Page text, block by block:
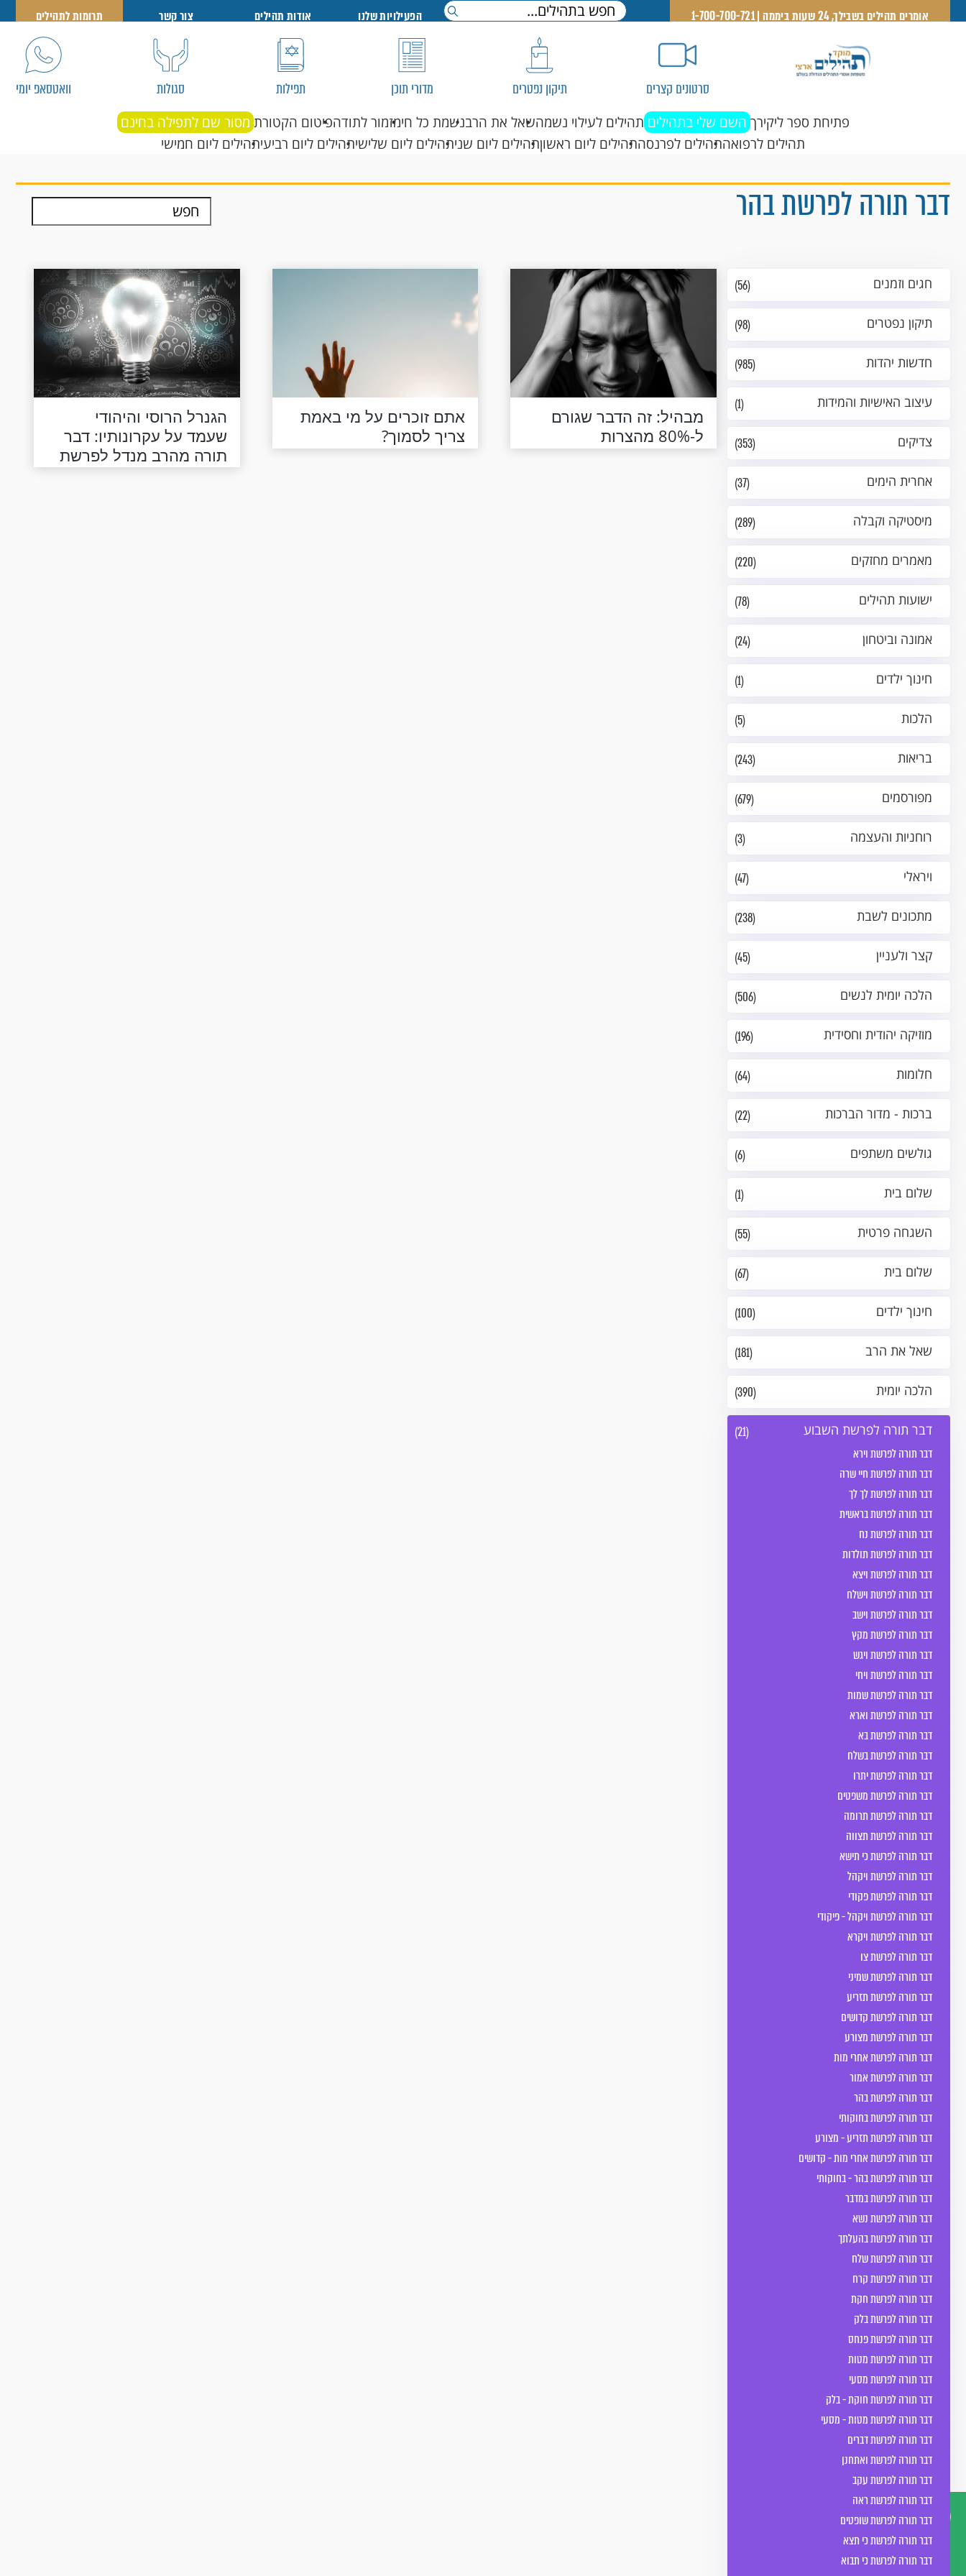
דברו
איתנו
אומרים תהילים בשבילך, 24 שעות ביממה | 1-700-700-721 הפעילויות שלנו אודות תהילים צור קשר תרומות לתהילים
סרטונים קצרים תיקון נפטרים מדורי תוכן תפילות סגולות וואטסאפ יומי
פתיחת ספר ליקירך השם שלי בתהילים תהילים לעילוי נשמהשאל את הרבנשמת כל חימזמור לתודהפיטום הקטורת מסור שם לתפילה בחינם
תהילים לרפואהתהילים לפרנסהתהילים ליום ראשוןתהילים ליום שניתהילים ליום שלישיתהילים ליום רביעיתהילים ליום חמישי
דבר תורה לפרשת בהר
(56) חגים וזמנים
(98) תיקון נפטרים
(985) חדשות יהדות
(1) עיצוב האישיות והמידות
(353) צדיקים
(37) אחרית הימים
(289) מיסטיקה וקבלה
(220) מאמרים מחזקים
(78) ישועות תהילים
(24) אמונה וביטחון
(1) חינוך ילדים
(5) הלכות
(243) בריאות
(679) מפורסמים
(3) רוחניות והעצמה
(47) ויראלי
(238) מתכונים לשבת
(45) קצר ולעניין
(506) הלכה יומית לנשים
(196) מוזיקה יהודית וחסידית
(64) חלומות
(22) ברכות - מדור הברכות
(6) גולשים משתפים
(1) שלום בית
(55) השגחה פרטית
(67) שלום בית
(100) חינוך ילדים
(181) שאל את הרב
(390) הלכה יומית
(21) דבר תורה לפרשת השבוע
דבר תורה לפרשת וירא
דבר תורה לפרשת חיי שרה
דבר תורה לפרשת לך לך
דבר תורה לפרשת בראשית
דבר תורה לפרשת נח
דבר תורה לפרשת תולדות
דבר תורה לפרשת ויצא
דבר תורה לפרשת וישלח
דבר תורה לפרשת וישב
דבר תורה לפרשת מקץ
דבר תורה לפרשת ויגש
דבר תורה לפרשת ויחי
דבר תורה לפרשת שמות
דבר תורה לפרשת וארא
דבר תורה לפרשת בא
דבר תורה לפרשת בשלח
דבר תורה לפרשת יתרו
דבר תורה לפרשת משפטים
דבר תורה לפרשת תרומה
דבר תורה לפרשת תצווה
דבר תורה לפרשת כי תישא
דבר תורה לפרשת ויקהל
דבר תורה לפרשת פקודי
דבר תורה לפרשת ויקהל - פיקודי
דבר תורה לפרשת ויקרא
דבר תורה לפרשת צו
דבר תורה לפרשת שמיני
דבר תורה לפרשת תזריע
דבר תורה לפרשת קדושים
דבר תורה לפרשת מצורע
דבר תורה לפרשת אחרי מות
דבר תורה לפרשת אמור
דבר תורה לפרשת בהר
דבר תורה לפרשת בחוקותי
דבר תורה לפרשת תזריע - מצורע
דבר תורה לפרשת אחרי מות - קדושים
דבר תורה לפרשת בהר - בחוקותי
דבר תורה לפרשת במדבר
דבר תורה לפרשת נשא
דבר תורה לפרשת בהעלתך
דבר תורה לפרשת שלח
דבר תורה לפרשת קרח
דבר תורה לפרשת חקת
דבר תורה לפרשת בלק
דבר תורה לפרשת פנחס
דבר תורה לפרשת מטות
דבר תורה לפרשת מסעי
דבר תורה לפרשת חוקת - בלק
דבר תורה לפרשת מטות - מסעי
דבר תורה לפרשת דברים
דבר תורה לפרשת ואתחנן
דבר תורה לפרשת עקב
דבר תורה לפרשת ראה
דבר תורה לפרשת שופטים
דבר תורה לפרשת כי תצא
דבר תורה לפרשת כי תבוא
מבהיל: זה הדבר שגורם
ל-80% מהצרות
אתם זוכרים על מי באמת
צריך לסמוך?
הגנרל הרוסי והיהודי
שעמד על עקרונותיו: דבר
תורה מהרב מנדל לפרשת
בהר